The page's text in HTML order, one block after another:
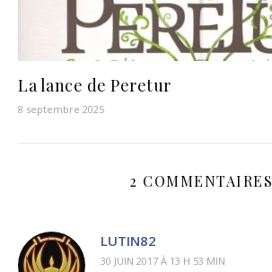
La lance de Peretur
8 septembre 2025
2 COMMENTAIRES
LUTIN82
30 JUIN 2017 À 13 H 53 MIN